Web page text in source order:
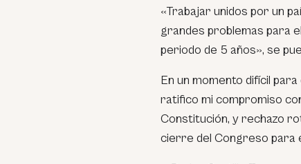
«Trabajar unidos por un
grandes problemas para
periodo de 5 años», se
En un momento difícil
ratifico mi compromiso
Constitución, y rechazo
cierre del Congreso para